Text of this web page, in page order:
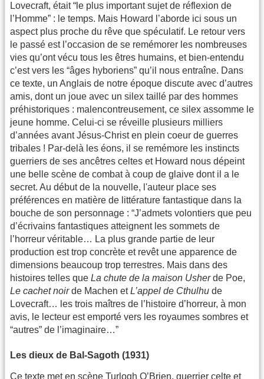
Lovecraft, était “le plus important sujet de réflexion de
l’Homme” : le temps. Mais Howard l’aborde ici sous un
aspect plus proche du rêve que spéculatif. Le retour vers
le passé est l’occasion de se remémorer les nombreuses
vies qu’ont vécu tous les êtres humains, et bien-entendu
c’est vers les “âges hyboriens” qu’il nous entraîne. Dans
ce texte, un Anglais de notre époque discute avec d’autres
amis, dont un joue avec un silex taillé par des hommes
préhistoriques : malencontreusement, ce silex assomme le
jeune homme. Celui-ci se réveille plusieurs milliers
d’années avant Jésus-Christ en plein coeur de guerres
tribales ! Par-delà les éons, il se remémore les instincts
guerriers de ses ancêtres celtes et Howard nous dépeint
une belle scène de combat à coup de glaive dont il a le
secret. Au début de la nouvelle, l'auteur place ses
préférences en matière de littérature fantastique dans la
bouche de son personnage : “J’admets volontiers que peu
d’écrivains fantastiques atteignent les sommets de
l’horreur véritable… La plus grande partie de leur
production est trop concrète et revêt une apparence de
dimensions beaucoup trop terrestres. Mais dans des
histoires telles que La chute de la maison Usherde Poe,
Le cachet noirde Machen etL’appel de Cthulhu de
Lovecraft… les trois maîtres de l’histoire d’horreur, à mon
avis, le lecteur est emporté vers les royaumes sombres et
“autres” de l’imaginaire…”
Les dieux de Bal-Sagoth (1931)
Ce texte met en scène Turlogh O’Brien, guerrier celte et